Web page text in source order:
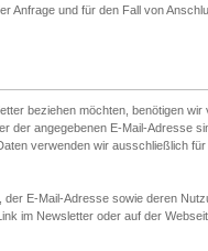
Anfrage und für den Fall von
beziehen möchten, benötigen
der angegebenen E-Mail-Adresse
verwenden wir ausschließlich
der E-Mail-Adresse sowie deren
im Newsletter oder auf der